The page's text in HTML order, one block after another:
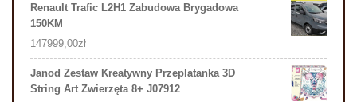
Renault Trafic L2H1 Zabudowa Brygadowa
150KM
147999,00zł
Janod Zestaw Kreatywny Przeplatanka 3D
String Art Zwierzęta 8+ J07912